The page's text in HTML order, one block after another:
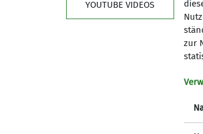
YOUTUBE VIDEOS
zur